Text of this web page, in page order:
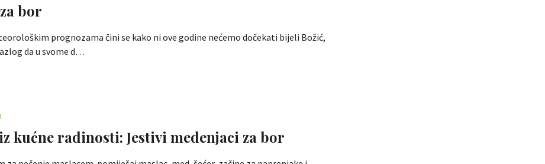
bor
prognozama čini se kako ni ove godine nećemo dočekati bijeli Božić,
da u svome d…
kućne radinosti: Jestivi medenjaci za bor